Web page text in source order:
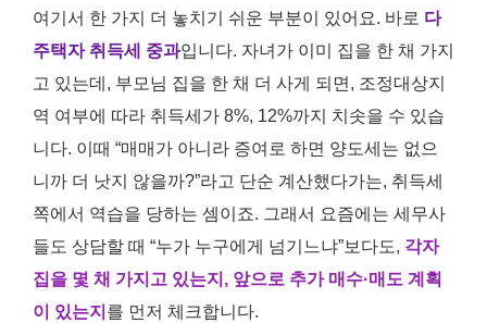
여기서 한 가지 더 놓치기 쉬운 부분이 있어요. 바로 다
주택자 취득세 중과입니다. 자녀가 이미 집을 한 채 가지
고 있는데, 부모님 집을 한 채 더 사게 되면, 조정대상지
역 여부에 따라 취득세가 8%, 12%까지 치솟을 수 있습
니다. 이때 “매매가 아니라 증여로 하면 양도세는 없으
니까 더 낫지 않을까?”라고 단순 계산했다가는, 취득세
쪽에서 역습을 당하는 셈이죠. 그래서 요즘에는 세무사
들도 상담할 때 “누가 누구에게 넘기느냐”보다도, 각자
집을 몇 채 가지고 있는지, 앞으로 추가 매수·매도 계획
이 있는지 를 먼저 체크합니다.